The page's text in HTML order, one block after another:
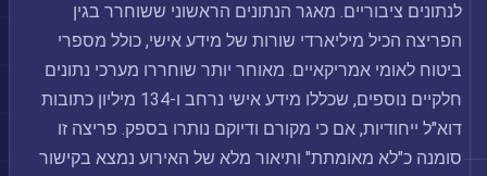
לנתונים ציבוריים. מאגר הנתונים הראשוני ששוחרר בגין
הפריצה הכיל מיליארדי שורות של מידע אישי, כולל מספרי
ביטוח לאומי אמריקאיים. מאוחר יותר שוחררו מערכי נתונים
חלקיים נוספים, שכללו מידע אישי נרחב ו-134 מיליון כתובות
דוא"ל ייחודיות, אם כי מקורם ודיוקם נותרו בספק. פריצה זו
סומנה כ"לא מאומתת" ותיאור מלא של האירוע נמצא בקישור